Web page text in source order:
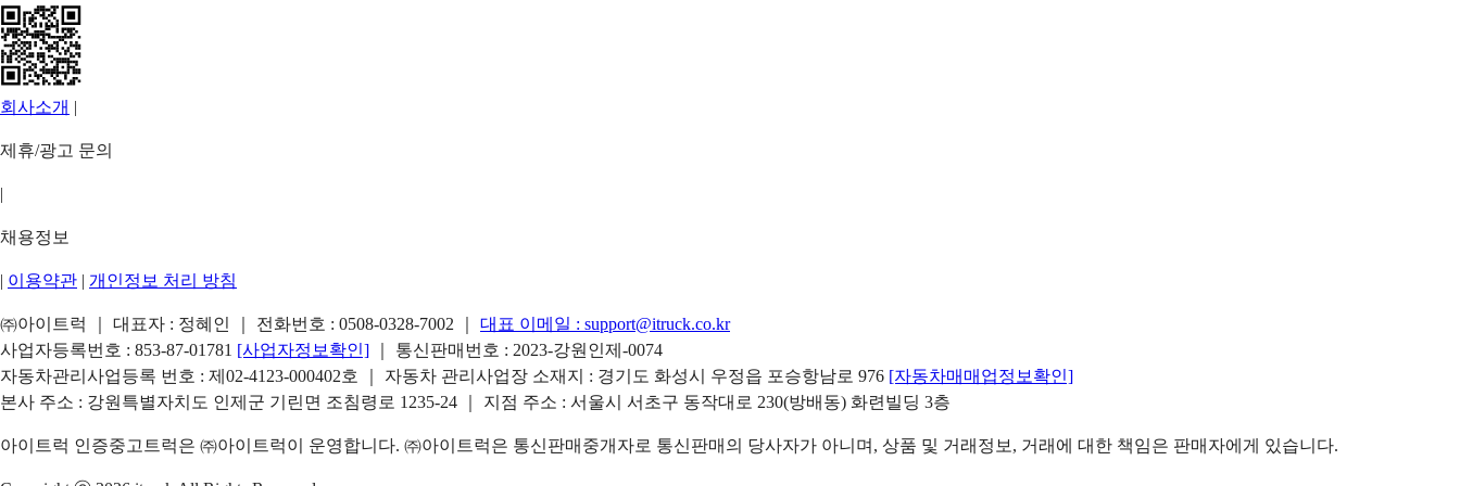
회사소개 |
제휴/광고 문의
|
채용정보
| 이용약관 | 개인정보 처리 방침
㈜아이트럭 ｜ 대표자 : 정혜인 ｜ 전화번호 : 0508-0328-7002 대표 이메일 : support@itruck.co.kr
사업자등록번호 : 853-87-01781 [사업자정보확인]
｜ 통신판매번호 : 2023-강원인제-0074
자동차관리사업등록 번호 : 제02-4123-000402호 ｜ 자동차 관리사업장 소재지 : 경기도 화성시 우정읍 포승항남로 976 [자동차매매업정보확인]
본사 주소 : 강원특별자치도 인제군 기린면 조침령로 1235-24 ｜ 지점 주소 : 서울시 서초구 동작대로 230(방배동) 화련빌딩 3층
아이트럭 인증중고트럭은 ㈜아이트럭이 운영합니다. ㈜아이트럭은 통신판매중개자로 통신판매의 당사자가 아니며, 상품 및 거래정보, 거래에 대한 책임은 판매자에게 있습니다.